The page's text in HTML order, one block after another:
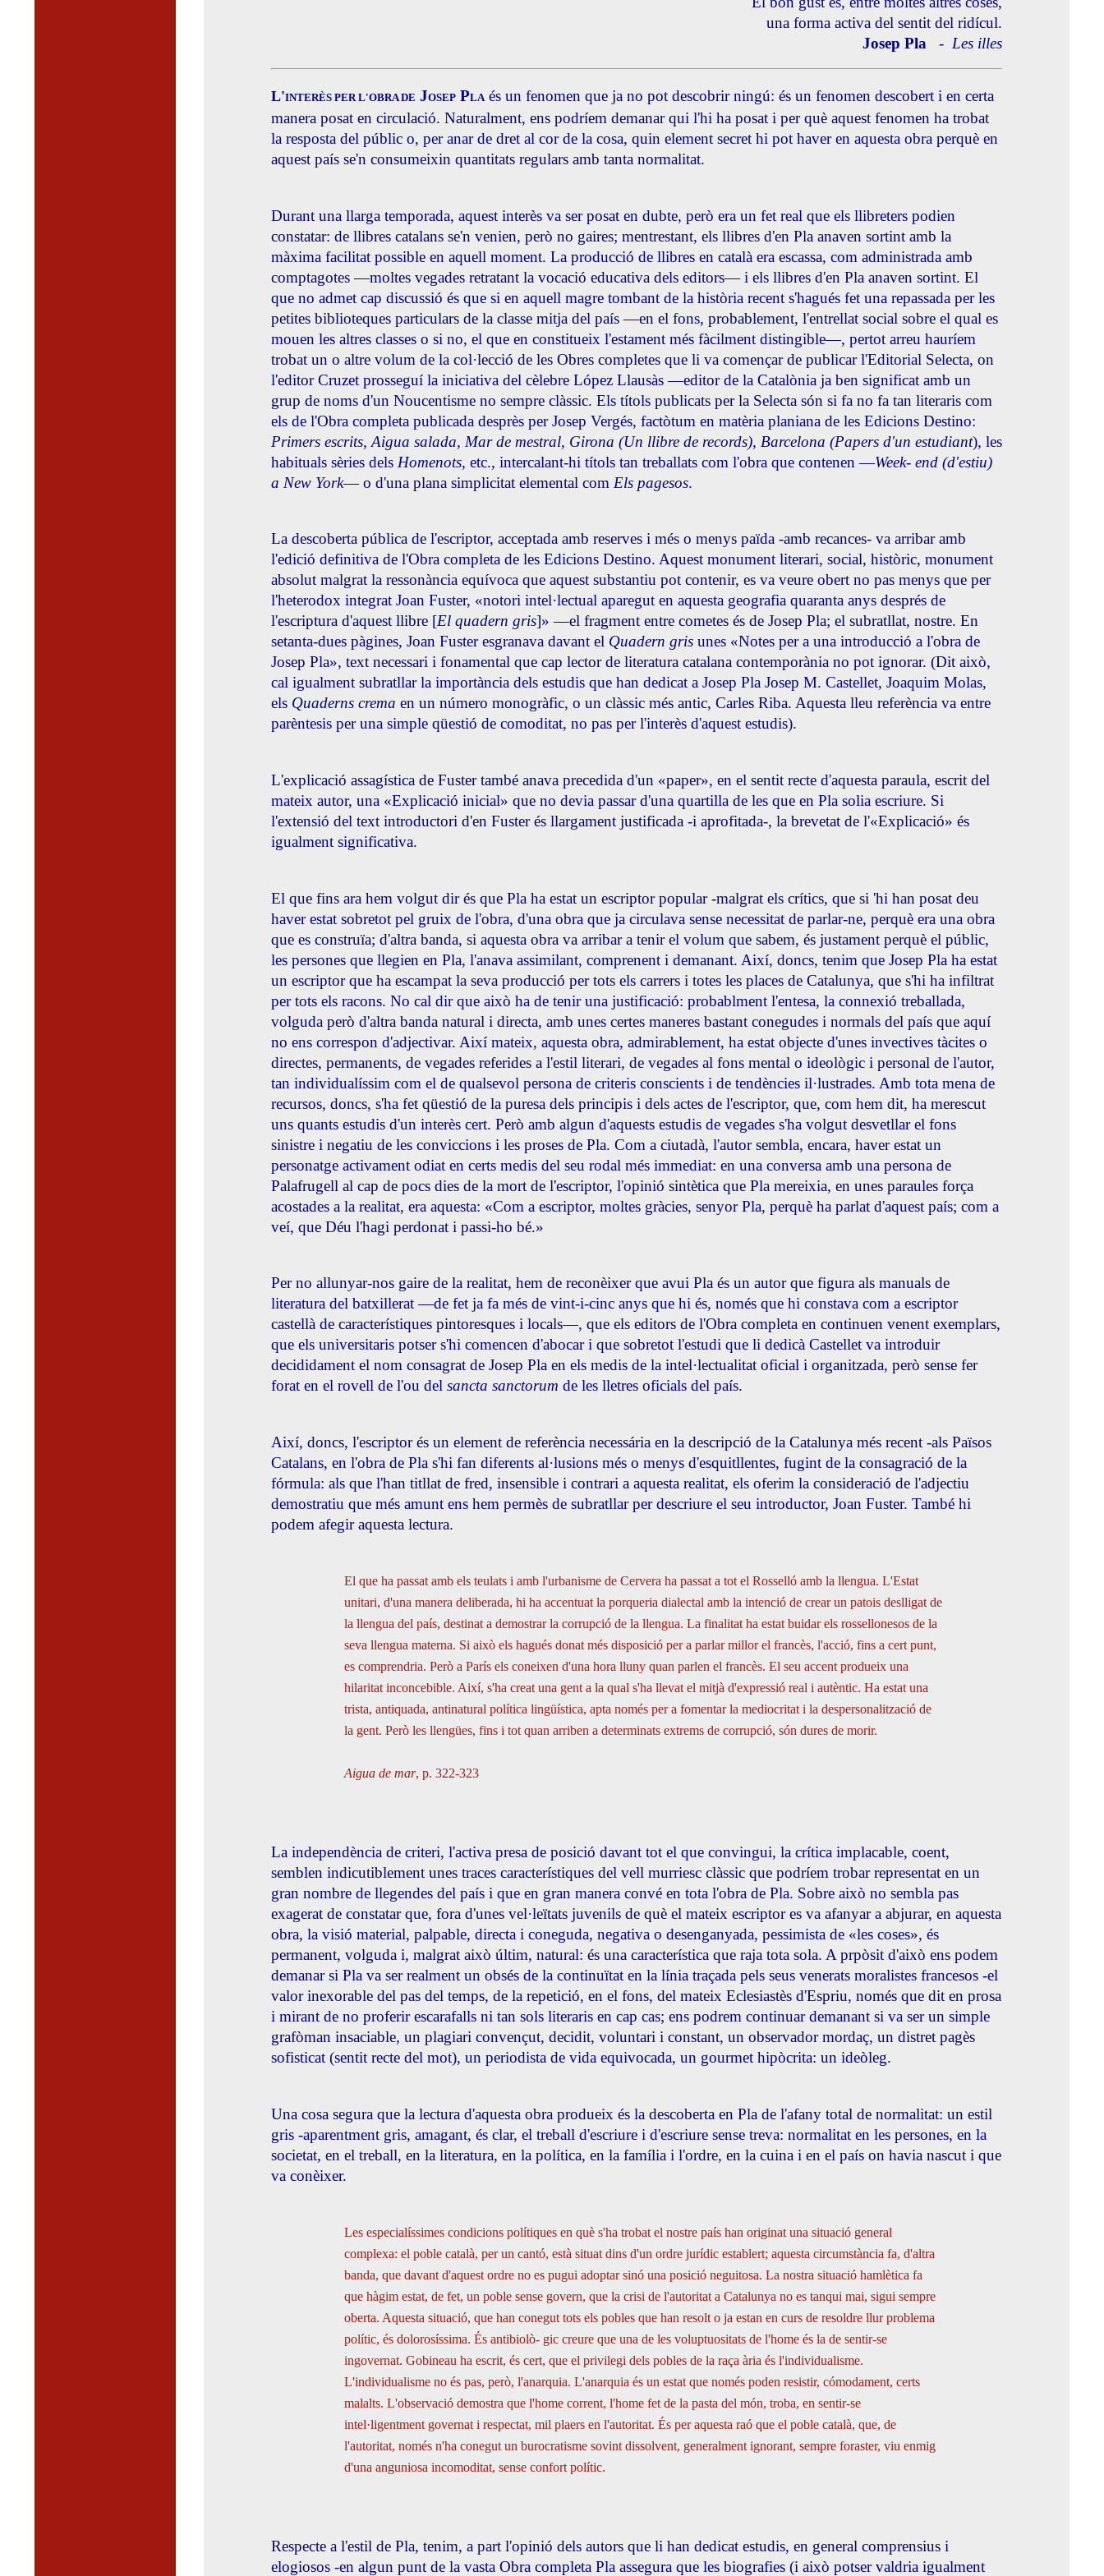
una forma activa del sentit del ridícul.
Josep Pla
- Les illes
L'INTERÈS PER L'OBRA DE JOSEP PLA és un fenomen que ja no pot descobrir ningú: és un fenomen descobert i en certa
manera posat en circulació. Naturalment, ens podríem demanar qui l'hi ha posat i per què aquest fenomen ha trobat
la resposta del públic o, per anar de dret al cor de la cosa, quin element secret hi pot haver en aquesta obra perquè en
aquest país se'n consumeixin quantitats regulars amb tanta normalitat.
Durant una llarga temporada, aquest interès va ser posat en dubte, però era un fet real que els llibreters podien
constatar: de llibres catalans se'n venien, però no gaires; mentrestant, els llibres d'en Pla anaven sortint amb la
màxima facilitat possible en aquell moment. La producció de llibres en català era escassa, com administrada amb
comptagotes —moltes vegades retratant la vocació educativa dels editors— i els llibres d'en Pla anaven sortint. El
que no admet cap discussió és que si en aquell magre tombant de la història recent s'hagués fet una repassada per les
petites biblioteques particulars de la classe mitja del país —en el fons, probablement, l'entrellat social sobre el qual es
mouen les altres classes o si no, el que en constitueix l'estament més fàcilment distingible—, pertot arreu hauríem
trobat un o altre volum de la col·lecció de les Obres completes que li va començar de publicar l'Editorial Selecta, on
l'editor Cruzet prosseguí la iniciativa del cèlebre López Llausàs —editor de la Catalònia ja ben significat amb un
grup de noms d'un Noucentisme no sempre clàssic. Els títols publicats per la Selecta són si fa no fa tan literaris com
els de l'Obra completa publicada desprès per Josep Vergés, factòtum en matèria planiana de les Edicions Destino:
Primers escrits, Aigua salada, Mar de mestral, Girona (Un llibre de records), Barcelona (Papers d'un estudiant), les
habituals sèries dels Homenots, etc., intercalant-hi títols tan treballats com l'obra que contenen —Week- end (d'estiu)
a New York— o d'una plana simplicitat elemental com Els pagesos.
La descoberta pública de l'escriptor, acceptada amb reserves i més o menys païda -amb recances- va arribar amb
l'edició definitiva de l'Obra completa de les Edicions Destino. Aquest monument literari, social, històric, monument
absolut malgrat la ressonància equívoca que aquest substantiu pot contenir, es va veure obert no pas menys que per
l'heterodox integrat Joan Fuster, «notori intel·lectual aparegut en aquesta geografia quaranta anys després de
l'escriptura d'aquest llibre [El quadern gris]» —el fragment entre cometes és de Josep Pla; el subratllat, nostre. En
setanta-dues pàgines, Joan Fuster esgranava davant el Quadern gris unes «Notes per a una introducció a l'obra de
Josep Pla», text necessari i fonamental que cap lector de literatura catalana contemporània no pot ignorar. (Dit això,
cal igualment subratllar la importància dels estudis que han dedicat a Josep Pla Josep M. Castellet, Joaquim Molas,
els Quaderns crema en un número monogràfic, o un clàssic més antic, Carles Riba. Aquesta lleu referència va entre
parèntesis per una simple qüestió de comoditat, no pas per l'interès d'aquest estudis).
L'explicació assagística de Fuster també anava precedida d'un «paper», en el sentit recte d'aquesta paraula, escrit del
mateix autor, una «Explicació inicial» que no devia passar d'una quartilla de les que en Pla solia escriure. Si
l'extensió del text introductori d'en Fuster és llargament justificada -i aprofitada-, la brevetat de l'«Explicació» és
igualment significativa.
El que fins ara hem volgut dir és que Pla ha estat un escriptor popular -malgrat els crítics, que si 'hi han posat deu
haver estat sobretot pel gruix de l'obra, d'una obra que ja circulava sense necessitat de parlar-ne, perquè era una obra
que es construïa; d'altra banda, si aquesta obra va arribar a tenir el volum que sabem, és justament perquè el públic,
les persones que llegien en Pla, l'anava assimilant, comprenent i demanant. Així, doncs, tenim que Josep Pla ha estat
un escriptor que ha escampat la seva producció per tots els carrers i totes les places de Catalunya, que s'hi ha infiltrat
per tots els racons. No cal dir que això ha de tenir una justificació: probablment l'entesa, la connexió treballada,
volguda però d'altra banda natural i directa, amb unes certes maneres bastant conegudes i normals del país que aquí
no ens correspon d'adjectivar. Així mateix, aquesta obra, admirablement, ha estat objecte d'unes invectives tàcites o
directes, permanents, de vegades referides a l'estil literari, de vegades al fons mental o ideològic i personal de l'autor,
tan individualíssim com el de qualsevol persona de criteris conscients i de tendències il·lustrades. Amb tota mena de
recursos, doncs, s'ha fet qüestió de la puresa dels principis i dels actes de l'escriptor, que, com hem dit, ha merescut
uns quants estudis d'un interès cert. Però amb algun d'aquests estudis de vegades s'ha volgut desvetllar el fons
sinistre i negatiu de les conviccions i les proses de Pla. Com a ciutadà, l'autor sembla, encara, haver estat un
personatge activament odiat en certs medis del seu rodal més immediat: en una conversa amb una persona de
Palafrugell al cap de pocs dies de la mort de l'escriptor, l'opinió sintètica que Pla mereixia, en unes paraules força
acostades a la realitat, era aquesta: «Com a escriptor, moltes gràcies, senyor Pla, perquè ha parlat d'aquest país; com a
veí, que Déu l'hagi perdonat i passi-ho bé.»
Per no allunyar-nos gaire de la realitat, hem de reconèixer que avui Pla és un autor que figura als manuals de
literatura del batxillerat —de fet ja fa més de vint-i-cinc anys que hi és, només que hi constava com a escriptor
castellà de característiques pintoresques i locals—, que els editors de l'Obra completa en continuen venent exemplars,
que els universitaris potser s'hi comencen d'abocar i que sobretot l'estudi que li dedicà Castellet va introduir
decididament el nom consagrat de Josep Pla en els medis de la intel·lectualitat oficial i organitzada, però sense fer
forat en el rovell de l'ou del sancta sanctorum de les lletres oficials del país.
Així, doncs, l'escriptor és un element de referència necessária en la descripció de la Catalunya més recent -als Països
Catalans, en l'obra de Pla s'hi fan diferents al·lusions més o menys d'esquitllentes, fugint de la consagració de la
fórmula: als que l'han titllat de fred, insensible i contrari a aquesta realitat, els oferim la consideració de l'adjectiu
demostratiu que més amunt ens hem permès de subratllar per descriure el seu introductor, Joan Fuster. També hi
podem afegir aquesta lectura.
El que ha passat amb els teulats i amb l'urbanisme de Cervera ha passat a tot el Rosselló amb la llengua. L'Estat
unitari, d'una manera deliberada, hi ha accentuat la porqueria dialectal amb la intenció de crear un patois deslligat de
la llengua del país, destinat a demostrar la corrupció de la llengua. La finalitat ha estat buidar els rossellonesos de la
seva llengua materna. Si això els hagués donat més disposició per a parlar millor el francès, l'acció, fins a cert punt,
es comprendria. Però a París els coneixen d'una hora lluny quan parlen el francès. El seu accent produeix una
hilaritat inconcebible. Així, s'ha creat una gent a la qual s'ha llevat el mitjà d'expressió real i autèntic. Ha estat una
trista, antiquada, antinatural política lingüística, apta només per a fomentar la mediocritat i la despersonalització de
la gent. Però les llengües, fins i tot quan arriben a determinats extrems de corrupció, són dures de morir.
Aigua de mar, p. 322-323
La independència de criteri, l'activa presa de posició davant tot el que convingui, la crítica implacable, coent,
semblen indicutiblement unes traces característiques del vell murriesc clàssic que podríem trobar representat en un
gran nombre de llegendes del país i que en gran manera convé en tota l'obra de Pla. Sobre això no sembla pas
exagerat de constatar que, fora d'unes vel·leïtats juvenils de què el mateix escriptor es va afanyar a abjurar, en aquesta
obra, la visió material, palpable, directa i coneguda, negativa o desenganyada, pessimista de «les coses», és
permanent, volguda i, malgrat això últim, natural: és una característica que raja tota sola. A prpòsit d'això ens podem
demanar si Pla va ser realment un obsés de la continuïtat en la línia traçada pels seus venerats moralistes francesos -el
valor inexorable del pas del temps, de la repetició, en el fons, del mateix Eclesiastès d'Espriu, només que dit en prosa
i mirant de no proferir escarafalls ni tan sols literaris en cap cas; ens podrem continuar demanant si va ser un simple
grafòman insaciable, un plagiari convençut, decidit, voluntari i constant, un observador mordaç, un distret pagès
sofisticat (sentit recte del mot), un periodista de vida equivocada, un gourmet hipòcrita: un ideòleg.
Una cosa segura que la lectura d'aquesta obra produeix és la descoberta en Pla de l'afany total de normalitat: un estil
gris -aparentment gris, amagant, és clar, el treball d'escriure i d'escriure sense treva: normalitat en les persones, en la
societat, en el treball, en la literatura, en la política, en la família i l'ordre, en la cuina i en el país on havia nascut i que
va conèixer.
Les especialíssimes condicions polítiques en què s'ha trobat el nostre país han originat una situació general
complexa: el poble català, per un cantó, està situat dins d'un ordre jurídic establert; aquesta circumstància fa, d'altra
banda, que davant d'aquest ordre no es pugui adoptar sinó una posició neguitosa. La nostra situació hamlètica fa
que hàgim estat, de fet, un poble sense govern, que la crisi de l'autoritat a Catalunya no es tanqui mai, sigui sempre
oberta. Aquesta situació, que han conegut tots els pobles que han resolt o ja estan en curs de resoldre llur problema
polític, és dolorosíssima. És antibiolò- gic creure que una de les voluptuositats de l'home és la de sentir-se
ingovernat. Gobineau ha escrit, és cert, que el privilegi dels pobles de la raça ària és l'individualisme.
L'individualisme no és pas, però, l'anarquia. L'anarquia és un estat que només poden resistir, cómodament, certs
malalts. L'observació demostra que l'home corrent, l'home fet de la pasta del món, troba, en sentir-se
intel·ligentment governat i respectat, mil plaers en l'autoritat. És per aquesta raó que el poble català, que, de
l'autoritat, només n'ha conegut un burocratisme sovint dissolvent, generalment ignorant, sempre foraster, viu enmig
d'una anguniosa incomoditat, sense confort polític.
Respecte a l'estil de Pla, tenim, a part l'opinió dels autors que li han dedicat estudis, en general comprensius i
elogiosos -en algun punt de la vasta Obra completa Pla assegura que les biografies (i això potser valdria igualment